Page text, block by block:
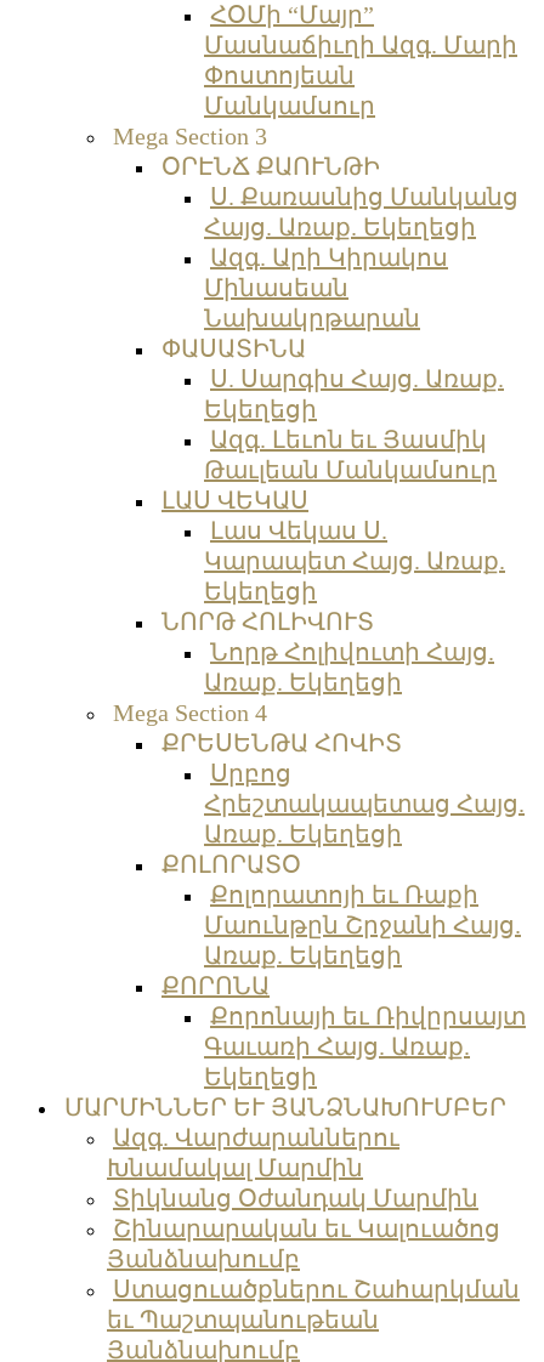
ՀՕՄի “Մայր”
Մասնաճիւղի Ազգ. Մարի
Փոստոյեան
Մանկամսուր
Mega Section 3
ՕՐԷՆՃ ՔԱՈՒՆԹԻ
Ս. Քառասնից Մանկանց
Հայց. Առաք. Եկեղեցի
Ազգ. Արի Կիրակոս
Մինասեան
Նախակրթարան
ՓԱՍԱՏԻՆԱ
Ս. Սարգիս Հայց. Առաք.
Եկեղեցի
Ազգ. Լեւոն եւ Յասմիկ
Թաւլեան Մանկամսուր
ԼԱՍ ՎԵԿԱՍ
Լաս Վեկաս Ս.
Կարապետ Հայց. Առաք.
Եկեղեցի
ՆՈՐԹ ՀՈԼԻՎՈՒՏ
Նորթ Հոլիվուտի Հայց.
Առաք. Եկեղեցի
Mega Section 4
ՔՐԵՍԵՆԹԱ ՀՈՎԻՏ
Սրբոց
Հրեշտակապետաց Հայց.
Առաք. Եկեղեցի
ՔՈԼՈՐԱՏՕ
Քոլորատոյի եւ Ռաքի
Մաունթըն Շրջանի Հայց.
Առաք. Եկեղեցի
ՔՈՐՈՆԱ
Քորոնայի եւ Ռիվըրսայտ
Գաւառի Հայց. Առաք.
Եկեղեցի
ՄԱՐՄԻՆՆԵՐ ԵՒ ՅԱՆՁՆԱԽՈՒՄԲԵՐ
Ազգ. Վարժարաններու
Խնամակալ Մարմին
Տիկնանց Օժանդակ Մարմին
Շինարարական եւ Կալուածոց
Յանձնախումբ
Ստացուածքներու Շահարկման
եւ Պաշտպանութեան
Յանձնախումբ